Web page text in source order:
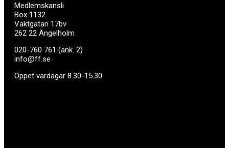
Medlemskansli
Box 1132
Vaktgatan 17bv
262 22 Ängelholm
020-760 761 (ank. 2)
info@ff.se
Öppet vardagar 8.30-15.30